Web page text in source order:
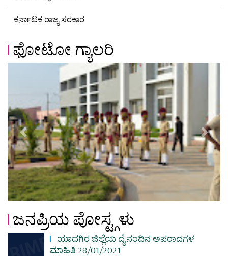
ಕರ್ನಾಟಕ ರಾಜ್ಯ ಸರಕಾರ
ಫೋಟೋ ಗ್ಯಾಲರಿ
Previous Next
ಜನಪ್ರಿಯ ಪೋಸ್ಟ್ಗಳು
ಯಾದಗಿರ ಜಿಲ್ಲೆಯ ದೈನಂದಿನ ಅಪರಾದಗಳ
ಮಾಹಿತಿ 28/01/2021